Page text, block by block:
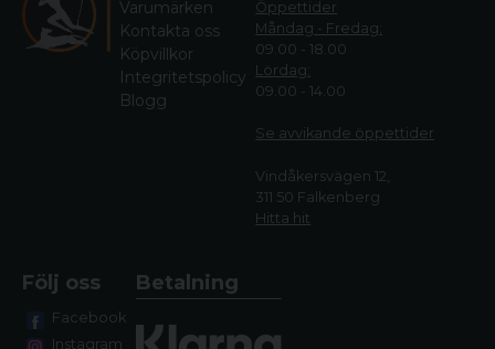
Varumärken
Kontakta oss
Köpvillkor
Integritetspolicy
Blogg
Öppettider
Måndag - Fredag:
09.00 - 18.00
Lördag:
09.00 - 14.00
Se avvikande öppettider
Vindåkersvägen 12,
311 50 Falkenberg
Hitta hit
Följ oss
Facebook
Instagram
Betalning